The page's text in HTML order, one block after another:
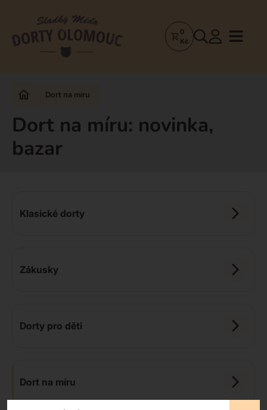
Dorty
dorty
poctivá
cukrárna
0
Kč
Dort na míru
Dort na míru: novinka,
bazar
Klasické dorty
Zákusky
Dorty pro děti
Dort na míru